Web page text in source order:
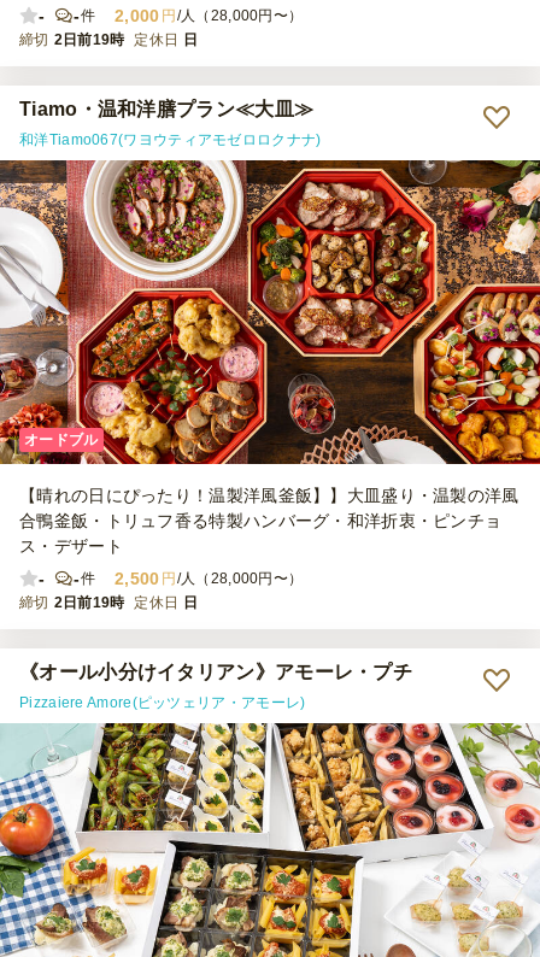
-
-件 2,000 円 /人（28,000円〜）
締切 2日前19時 定休日 日
Tiamo・温和洋膳プラン≪大皿≫
和洋Tiamo067(ワヨウティアモゼロロクナナ)
オードブル
【晴れの日にぴったり！温製洋風釜飯】】大皿盛り・温製の洋風
合鴨釜飯・トリュフ香る特製ハンバーグ・和洋折衷・ピンチョ
ス・デザート
-
-件 2,500 円 /人（28,000円〜）
締切 2日前19時 定休日 日
《オール小分けイタリアン》アモーレ・プチ
Pizzaiere Amore(ピッツェリア・アモーレ)